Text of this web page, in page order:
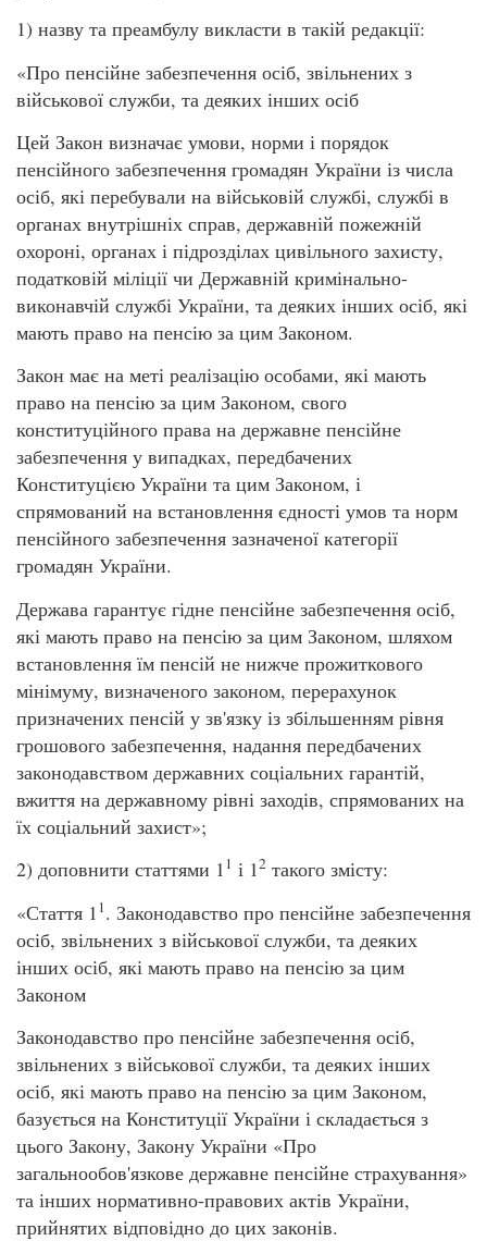
1) назву та преамбулу викласти в такій редакції:
«Про пенсійне забезпечення осіб, звільнених з
військової служби, та деяких інших осіб
Цей Закон визначає умови, норми і порядок
пенсійного забезпечення громадян України із числа
осіб, які перебували на військовій службі, службі в
органах внутрішніх справ, державній пожежній
охороні, органах і підрозділах цивільного захисту,
податковій міліції чи Державній кримінально-
виконавчій службі України, та деяких інших осіб, які
мають право на пенсію за цим Законом.
Закон має на меті реалізацію особами, які мають
право на пенсію за цим Законом, свого
конституційного права на державне пенсійне
забезпечення у випадках, передбачених
Конституцією України та цим Законом, і
спрямований на встановлення єдності умов та норм
пенсійного забезпечення зазначеної категорії
громадян України.
Держава гарантує гідне пенсійне забезпечення осіб,
які мають право на пенсію за цим Законом, шляхом
встановлення їм пенсій не нижче прожиткового
мінімуму, визначеного законом, перерахунок
призначених пенсій у зв'язку із збільшенням рівня
грошового забезпечення, надання передбачених
законодавством державних соціальних гарантій,
вжиття на державному рівні заходів, спрямованих на
їх соціальний захист»;
2) доповнити статтями 11 і 12 такого змісту:
«Стаття 1 1. Законодавство про пенсійне забезпечення
осіб, звільнених з військової служби, та деяких
інших осіб, які мають право на пенсію за цим
Законом
Законодавство про пенсійне забезпечення осіб,
звільнених з військової служби, та деяких інших
осіб, які мають право на пенсію за цим Законом,
базується на Конституції України і складається з
цього Закону, Закону України «Про
загальнообов'язкове державне пенсійне страхування»
та інших нормативно-правових актів України,
прийнятих відповідно до цих законів.